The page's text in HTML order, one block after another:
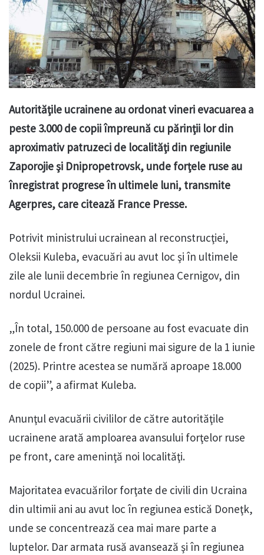
Autorităţile ucrainene au ordonat vineri evacuarea a
peste 3.000 de copii împreună cu părinţii lor din
aproximativ patruzeci de localităţi din regiunile
Zaporojie şi Dnipropetrovsk, unde forţele ruse au
înregistrat progrese în ultimele luni, transmite
Agerpres, care citează France Presse.
Potrivit ministrului ucrainean al reconstrucţiei,
Oleksii Kuleba, evacuări au avut loc şi în ultimele
zile ale lunii decembrie în regiunea Cernigov, din
nordul Ucrainei.
„În total, 150.000 de persoane au fost evacuate din
zonele de front către regiuni mai sigure de la 1 iunie
(2025). Printre acestea se numără aproape 18.000
de copii”, a afirmat Kuleba.
Anunţul evacuării civililor de către autorităţile
ucrainene arată amploarea avansului forţelor ruse
pe front, care ameninţă noi localităţi.
Majoritatea evacuărilor forţate de civili din Ucraina
din ultimii ani au avut loc în regiunea estică Doneţk,
unde se concentrează cea mai mare parte a
luptelor. Dar armata rusă avansează şi în regiunea